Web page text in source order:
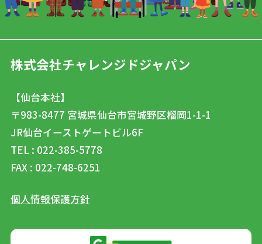
株式会社チャレンジドジャパン
【仙台本社】
〒983-8477 宮城県仙台市宮城野区榴岡1-1-1
JR仙台イーストゲートビル6F
TEL : 022-385-5778
FAX : 022-748-6251
個人情報保護方針